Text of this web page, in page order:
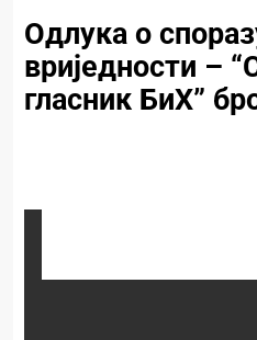
Одлука о
вриједности –
гласник БиХ”